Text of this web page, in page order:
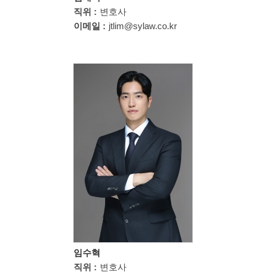
직위 : 변호사
이메일 : jtlim@sylaw.co.kr
임수혁
직위 : 변호사